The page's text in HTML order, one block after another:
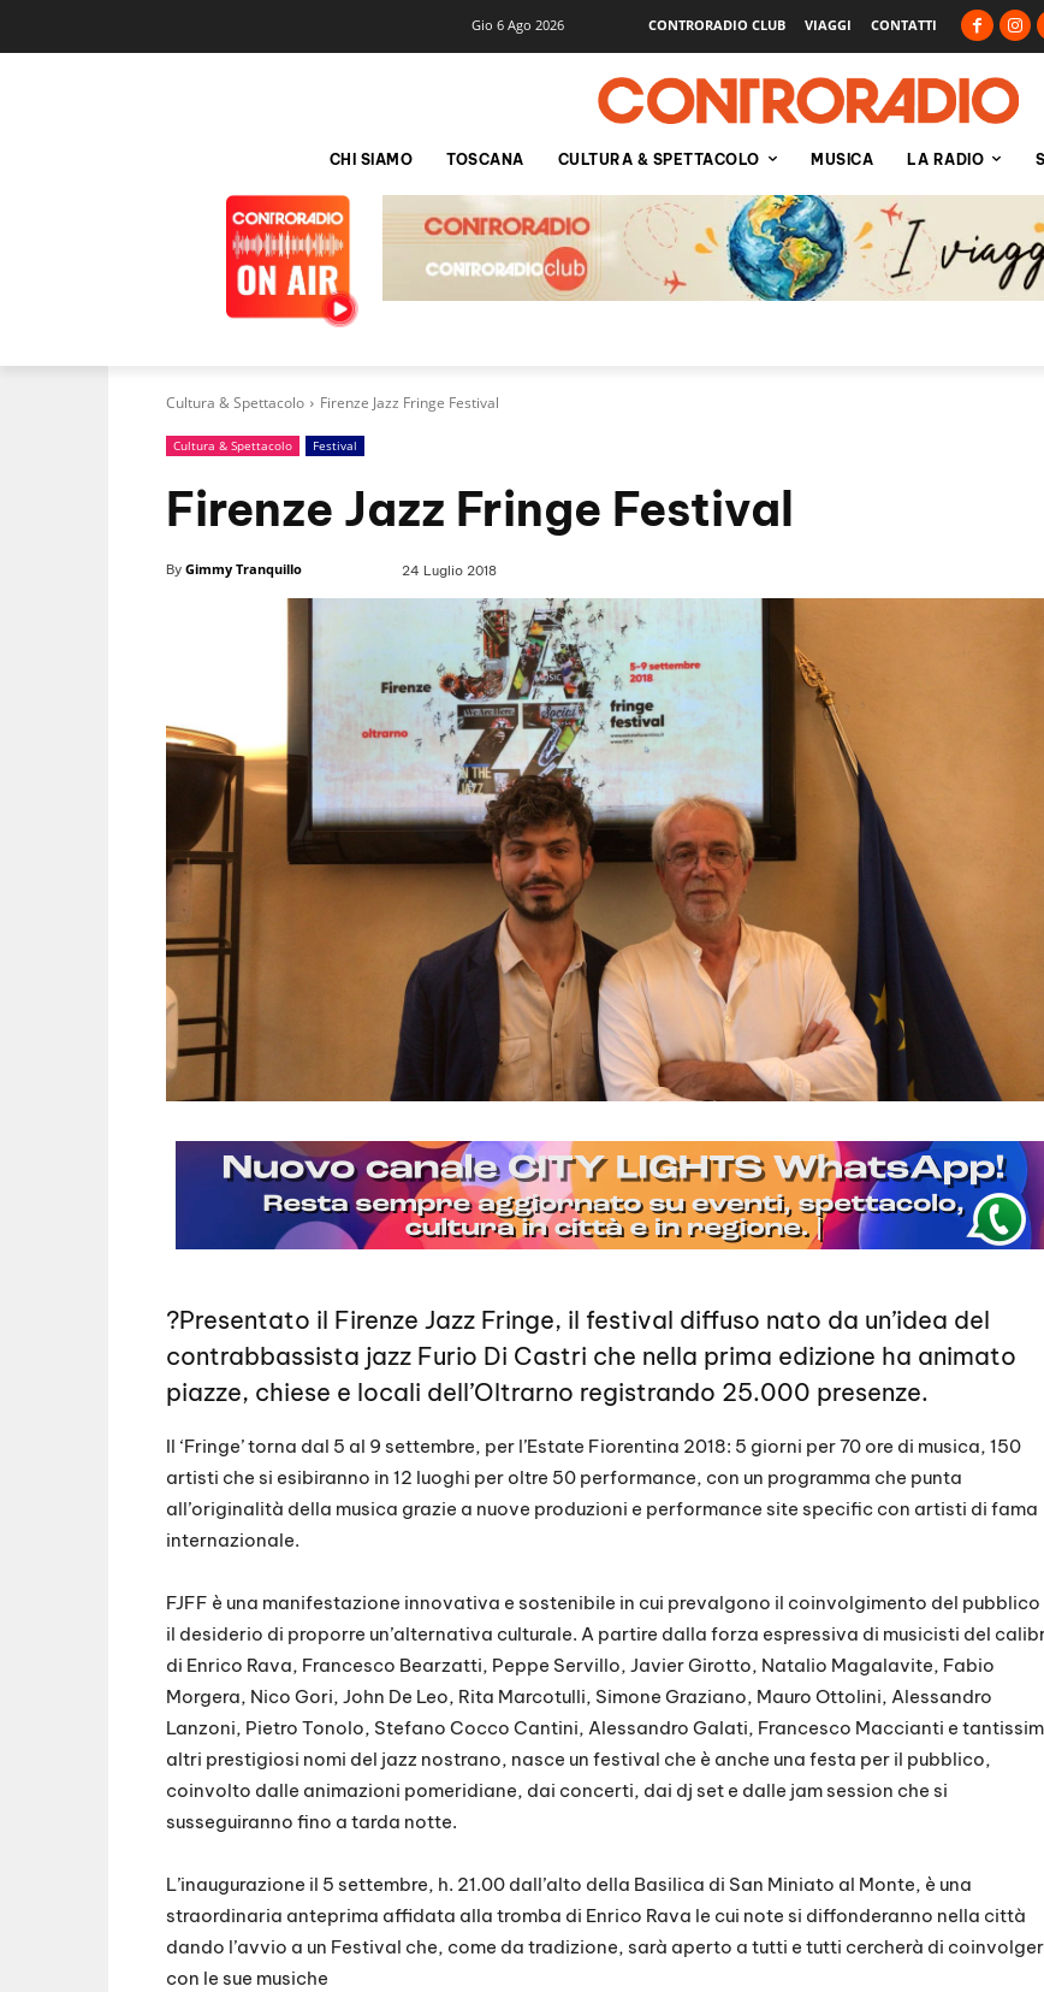
Gio 6 Ago 2026 CONTRORADIO CLUB VIAGGI CONTATTI
CHI SIAMO TOSCANA CULTURA & SPETTACOLO MUSICA LA RADIO
Cultura & Spettacolo Firenze Jazz Fringe Festival
Cultura & Spettacolo Festival
Firenze Jazz Fringe Festival
By Gimmy Tranquillo 24 Luglio 2018
?Presentato il Firenze Jazz Fringe, il festival diffuso nato da un’idea del
contrabbassista jazz Furio Di Castri che nella prima edizione ha animato
piazze, chiese e locali dell’Oltrarno registrando 25.000 presenze.
Il ‘Fringe’ torna dal 5 al 9 settembre, per l’Estate Fiorentina 2018: 5 giorni per 70 ore di musica, 150
artisti che si esibiranno in 12 luoghi per oltre 50 performance, con un programma che punta
all’originalità della musica grazie a nuove produzioni e performance site specific con artisti di fama
internazionale.
FJFF è una manifestazione innovativa e sostenibile in cui prevalgono il coinvolgimento del pubblico
il desiderio di proporre un’alternativa culturale. A partire dalla forza espressiva di musicisti del
di Enrico Rava, Francesco Bearzatti, Peppe Servillo, Javier Girotto, Natalio Magalavite, Fabio
Morgera, Nico Gori, John De Leo, Rita Marcotulli, Simone Graziano, Mauro Ottolini, Alessandro
Lanzoni, Pietro Tonolo, Stefano Cocco Cantini, Alessandro Galati, Francesco Maccianti e
altri prestigiosi nomi del jazz nostrano, nasce un festival che è anche una festa per il pubblico,
coinvolto dalle animazioni pomeridiane, dai concerti, dai dj set e dalle jam session che si
susseguiranno fino a tarda notte.
L’inaugurazione il 5 settembre, h. 21.00 dall’alto della Basilica di San Miniato al Monte, è una
straordinaria anteprima affidata alla tromba di Enrico Rava le cui note si diffonderanno nella città
dando l’avvio a un Festival che, come da tradizione, sarà aperto a tutti e tutti cercherà di
con le sue musiche